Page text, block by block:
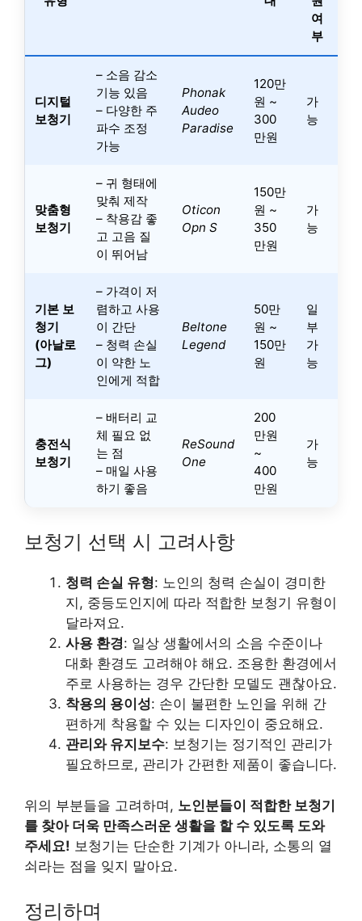
여
부
디지털
보청기
– 소음 감소
기능 있음
– 다양한 주
파수 조정
가능
Phonak
Audeo
Paradise
120만
원 ~
300
만원
가
능
맞춤형
보청기
– 귀 형태에
맞춰 제작
– 착용감 좋
고 고음 질
이 뛰어남
Oticon
Opn S
150만
원 ~
350
만원
가
능
기본 보
청기
(아날로
그)
– 가격이 저
렴하고 사용
이 간단
– 청력 손실
이 약한 노
인에게 적합
Beltone
Legend
50만
원 ~
150만
원
일
부
가
능
충전식
보청기
– 배터리 교
체 필요 없
는 점
– 매일 사용
하기 좋음
ReSound
One
200
만원
~
400
만원
가
능
보청기 선택 시 고려사항
청력 손실 유형: 노인의 청력 손실이 경미한
지, 중등도인지에 따라 적합한 보청기 유형이
달라져요.
사용 환경: 일상 생활에서의 소음 수준이나
대화 환경도 고려해야 해요. 조용한 환경에서
주로 사용하는 경우 간단한 모델도 괜찮아요.
착용의 용이성: 손이 불편한 노인을 위해 간
편하게 착용할 수 있는 디자인이 중요해요.
관리와 유지보수: 보청기는 정기적인 관리가
필요하므로, 관리가 간편한 제품이 좋습니다.
위의 부분들을 고려하며, 노인분들이 적합한 보청기
를 찾아 더욱 만족스러운 생활을 할 수 있도록 도와
주세요! 보청기는 단순한 기계가 아니라, 소통의 열
쇠라는 점을 잊지 말아요.
정리하며